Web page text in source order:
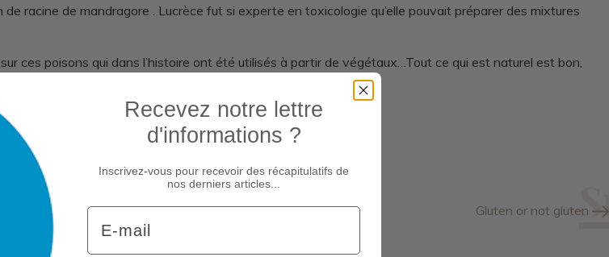
racine de mandragore . Lucrèce fut si experte en toxicologie qu’elle pouvait préparer des mixtures
ces poisons qui dans l’histoire ont été utilisés à partir de végétaux…Tout ce qui est naturel est bon,
Gluten or not gluten
Recevez notre lettre
d'informations ?
Inscrivez-vous pour recevoir des récapitulatifs de
nos derniers articles...
Email